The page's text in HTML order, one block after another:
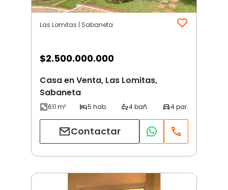
Las Lomitas | Sabaneta
$2.500.000.000
Casa en Venta, Las Lomitas,
Sabaneta
Contactar